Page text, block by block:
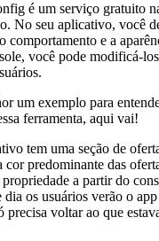
é um serviço gratuito
No seu aplicativo, você
comportamento e a
você pode modificá-
um exemplo para
ferramenta, aqui vai!
tem uma seção de
predominante das
a partir do
os usuários verão o
precisa voltar ao que